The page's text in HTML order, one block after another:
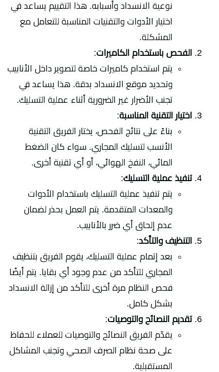
نوعية الانسداد وأسبابه. هذا التقييم يساعد في
اختيار الأدوات والتقنيات المناسبة للتعامل مع
المشكلة.
الفحص باستخدام الكاميرات:
يتم استخدام كاميرات خاصة لتصوير داخل الأنابيب
وتحديد موقع الانسداد بدقة. هذا يساعد في
تجنب الأضرار غير الضرورية أثناء عملية التسليك.
اختيار التقنية المناسبة:
بناءً على نتائج الفحص، يختار الفريق التقنية
الأنسب لتسليك المجاري. سواء كان الضغط
المائي، النفخ الهوائي، أو أي تقنية أخرى.
تنفيذ عملية التسليك:
يتم تنفيذ عملية التسليك باستخدام الأدوات
والمعدات المتقدمة. يتم العمل بحذر لضمان
عدم إلحاق أي ضرر بالأنابيب.
التنظيف والتأكد:
بعد إتمام عملية التسليك، يقوم الفريق بتنظيف
المجاري للتأكد من عدم وجود أي بقايا. يتم أيضًا
فحص النظام مرة أخرى للتأكد من إزالة الانسداد
بشكل كامل.
تقديم النصائح والتوصيات:
يقدّم الفريق النصائح والتوصيات للعملاء للحفاظ
على صحة نظام الصرف الصحي وتجنب المشاكل
المستقبلية.